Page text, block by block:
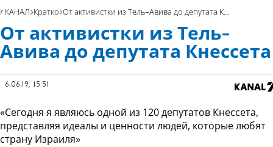
7 КАНАЛ Кратко От активистки из Тель-Авива до депутата Кнессета
От активистки из Тель-
Авива до депутата Кнессета
6.06.19, 15:51
«Сегодня я являюсь одной из 120 депутатов Кнессета,
представляя идеалы и ценности людей, которые любят
страну Израиля»